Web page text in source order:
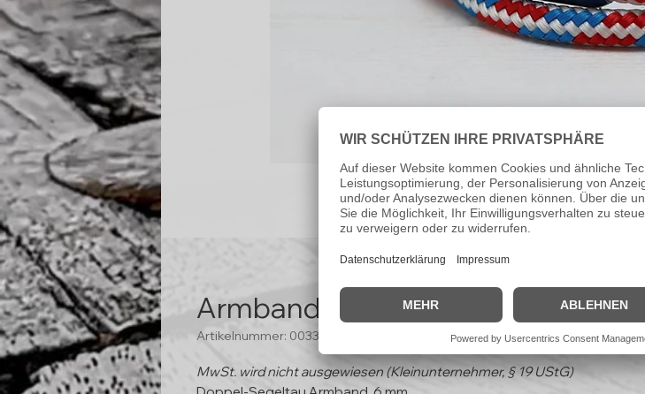
Armband "Schleswig-Holstein"
Artikelnummer: 00339
MwSt. wird nicht ausgewiesen (Kleinunternehmer, § 19 UStG)